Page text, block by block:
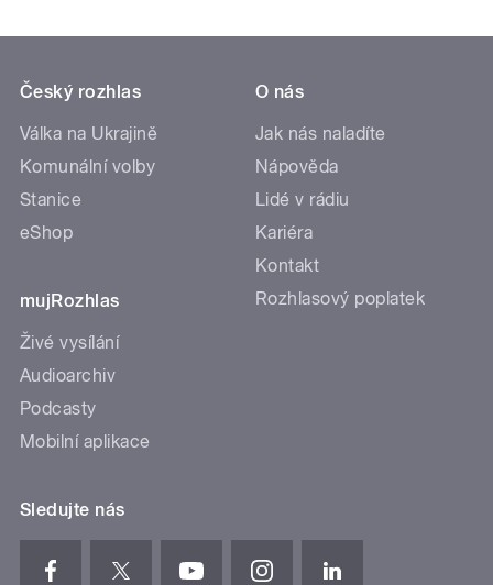
Český rozhlas
Válka na Ukrajině
Komunální volby
Stanice
eShop
mujRozhlas
Živé vysílání
Audioarchiv
Podcasty
Mobilní aplikace
O nás
Jak nás naladíte
Nápověda
Lidé v rádiu
Kariéra
Kontakt
Rozhlasový poplatek
Sledujte nás